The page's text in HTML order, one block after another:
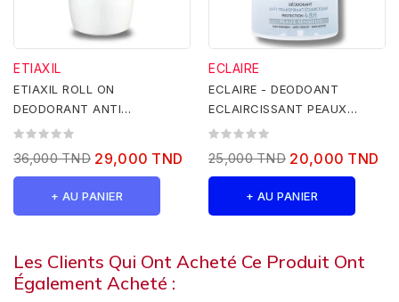
ETIAXIL
ETIAXIL ROLL ON
DEODORANT ANTI
TRANSPIRANT 48H ANTI
36,000 TND 29,000 TND
+ AU PANIER
ECLAIRE
ECLAIRE - DEODOANT
ECLAIRCISSANT PEAUX
SENSIBLES 50ML
25,000 TND 20,000 TND
+ AU PANIER
Les Clients Qui Ont Acheté Ce Produit Ont
Également Acheté :